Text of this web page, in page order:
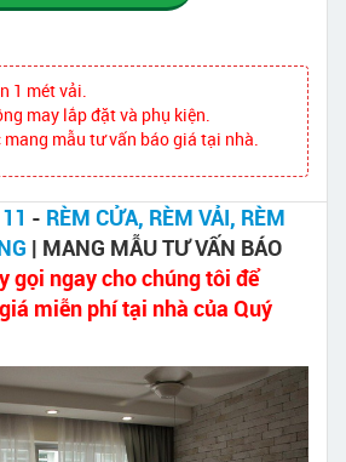
1 mét vải.
may lắp đặt và phụ kiện.
mang mẫu tư vấn báo giá tại nhà.
- RÈM CỬA, RÈM VẢI, RÈM
| MANG MẪU TƯ VẤN BÁO
gọi ngay cho chúng tôi để
miễn phí tại nhà của Quý